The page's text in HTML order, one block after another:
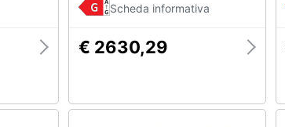
Scheda informativa
€ 2630,29